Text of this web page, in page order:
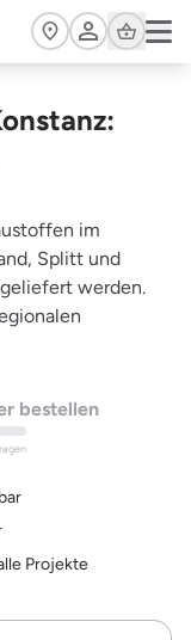
Cart
im
Splitt und
werden.
bestellen
Projekte